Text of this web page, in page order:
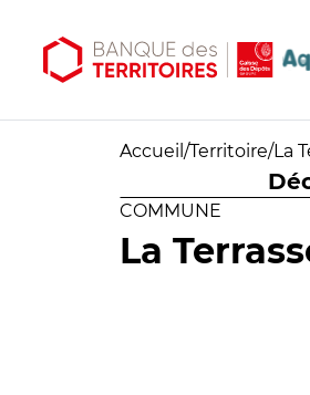
Accueil /Territoire/La
COMMUNE
La